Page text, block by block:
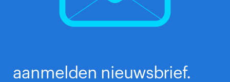
aanmelden nieuwsbrief.